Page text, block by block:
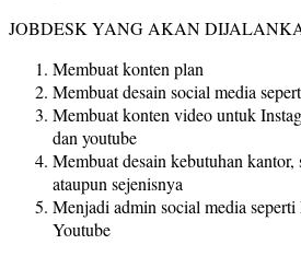
JOBDESK YANG AKAN
Membuat konten plan
Membuat desain social media
Membuat konten video untuk
dan youtube
Membuat desain kebutuhan kantor,
ataupun sejenisnya
Menjadi admin social media
Youtube